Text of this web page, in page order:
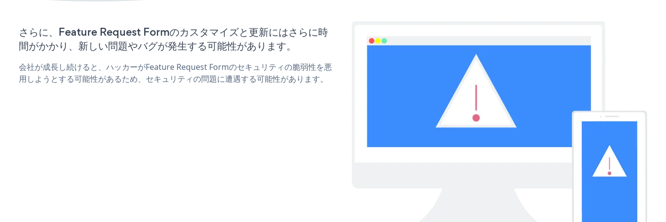
さらに、Feature Request Formのカスタマイズと更新にはさらに時
間がかかり、新しい問題やバグが発生する可能性があります。
会社が成長し続けると、ハッカーがFeature Request Formのセキュリティの脆弱性を悪
用しようとする可能性があるため、セキュリティの問題に遭遇する可能性があります。